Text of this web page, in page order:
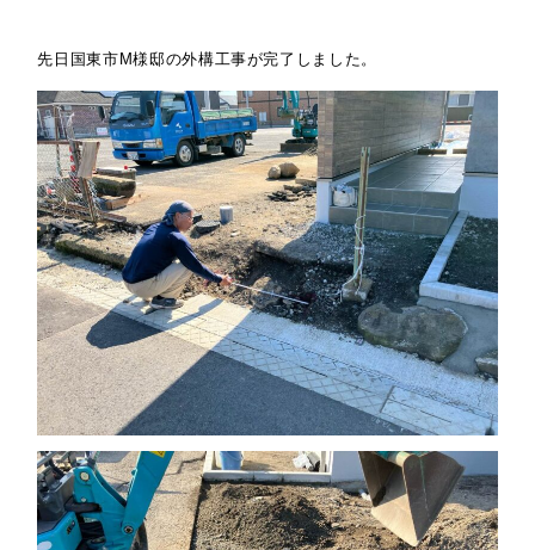
先日国東市M様邸の外構工事が完了しました。